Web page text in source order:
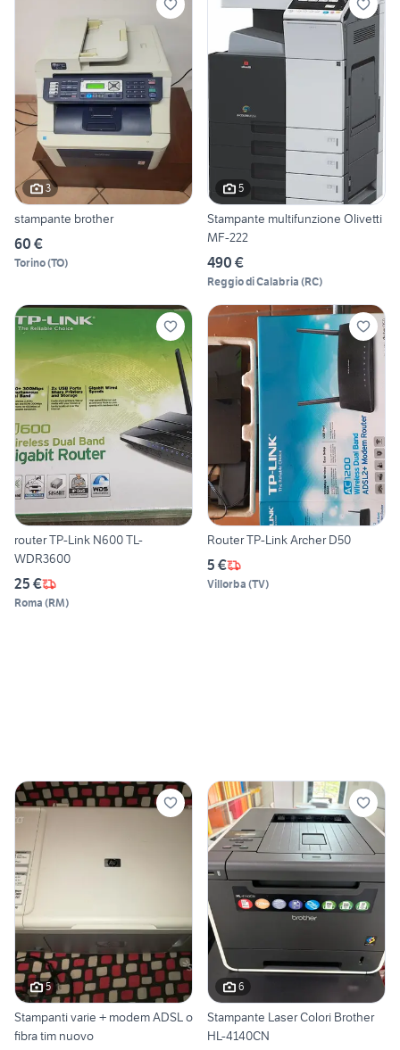
3
stampante brother
60 €
Torino(TO)
5
Stampante multifunzione Olivetti
MF-222
490 €
Reggio di Calabria (RC)
router TP-Link N600 TL-
WDR3600
25 €
Roma (RM)
Router TP-Link Archer D50
5 €
Villorba (TV)
5
Stampanti varie + modem ADSL o
fibra tim nuovo
6
Stampante Laser Colori Brother
HL-4140CN